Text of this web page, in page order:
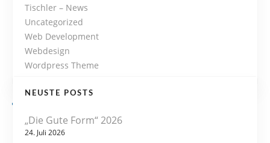
Tischler – News
Uncategorized
Web Development
Webdesign
Wordpress Theme
NEUSTE POSTS
„Die Gute Form“ 2026
24. Juli 2026